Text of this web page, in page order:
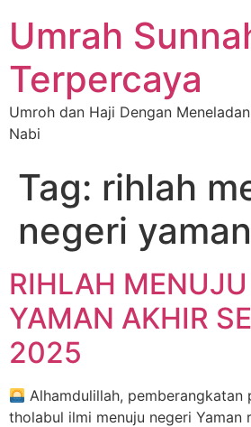
Umrah
Terpercaya
Umroh dan Haji Dengan
Nabi
Tag: rihlah
negeri yaman
RIHLAH MENUJU
YAMAN AKHIR
2025
Alhamdulillah, pemberangkatan
tholabul ilmi menuju negeri Yaman